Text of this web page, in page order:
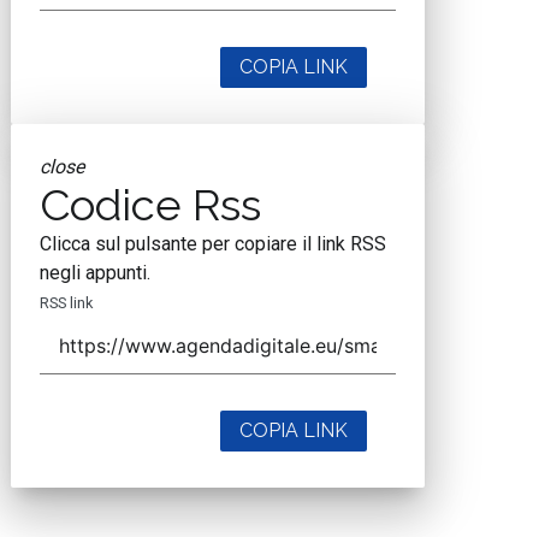
COPIA LINK
close
Codice Rss
Clicca sul pulsante per copiare il link RSS
negli appunti.
RSS link
COPIA LINK